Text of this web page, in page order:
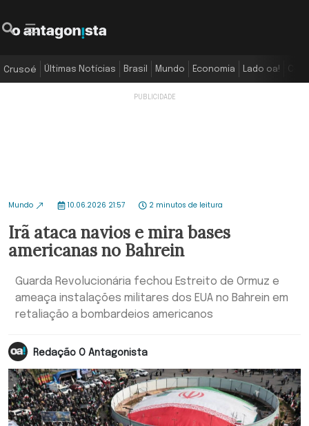
Crusoé Últimas Notícias Brasil Mundo Economia Lado oa!
Mundo 10.06.2026 21:57 2 minutos de leitura
Irã ataca navios e mira bases
americanas no Bahrein
Guarda Revolucionária fechou Estreito de Ormuz e
ameaça instalações militares dos EUA no Bahrein em
retaliação a bombardeios americanos
Redação O Antagonista